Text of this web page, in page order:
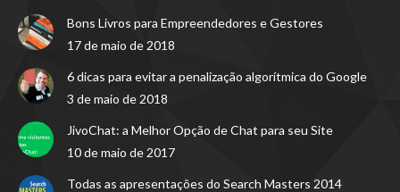
Bons Livros para Empreendedores e Gestores
17 de maio de 2018
6 dicas para evitar a penalização algorítmica do Google
3 de maio de 2018
JivoChat: a Melhor Opção de Chat para seu Site
10 de maio de 2017
Todas as apresentações do Search Masters 2014